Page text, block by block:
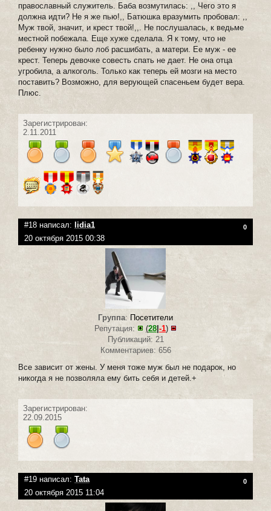
православный служитель. Баба возмутилась: ,, Чего это я
должна идти? Не я же пью!,, Батюшка вразумить пробовал: ,,
Муж твой, значит, и крест твой!,,. Не послушалась, к ведьме
местной побежала. Еще хуже сделала. Я к тому, что не
ребенку нужно было лоб расшибать, а матери. Ее муж - ее
крест. Теперь девочке совесть спать не дает. Не она отца
угробила, а алкоголь. Только как теперь ей мозги на место
поставить? Возможно, для верующей спасеньем будет вера.
Плюс.
Зарегистрирован:
2.11.2011
#18 написал: lidia1 0
20 октября 2015 00:38
Группа: Посетители
Репутация:
(28|-1)
Публикаций: 21
Комментариев: 656
Все зависит от жены. У меня тоже муж был не подарок, но
никогда я не позволяла ему бить себя и детей.+
Зарегистрирован:
22.09.2015
#19 написал: Tata 0
20 октября 2015 11:04